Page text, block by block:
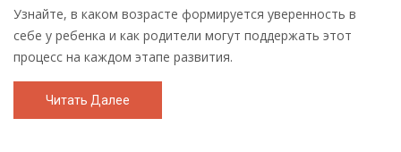
Узнайте, в каком возрасте формируется уверенность в
себе у ребенка и как родители могут поддержать этот
процесс на каждом этапе развития.
Читать Далее